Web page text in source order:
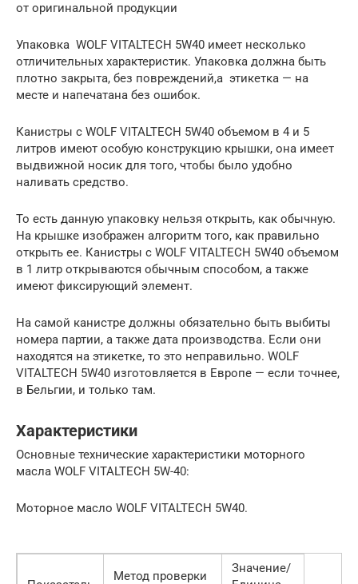
от оригинальной продукции
Упаковка WOLF VITALTECH 5W40 имеет несколько
отличительных характеристик. Упаковка должна быть
плотно закрыта, без повреждений,а этикетка — на
месте и напечатана без ошибок.
Канистры с WOLF VITALTECH 5W40 объемом в 4 и 5
литров имеют особую конструкцию крышки, она имеет
выдвижной носик для того, чтобы было удобно
наливать средство.
То есть данную упаковку нельзя открыть, как обычную.
На крышке изображен алгоритм того, как правильно
открыть ее. Канистры с WOLF VITALTECH 5W40 объемом
в 1 литр открываются обычным способом, а также
имеют фиксирующий элемент.
На самой канистре должны обязательно быть выбиты
номера партии, а также дата производства. Если они
находятся на этикетке, то это неправильно. WOLF
VITALTECH 5W40 изготовляется в Европе — если точнее,
в Бельгии, и только там.
Характеристики
Основные технические характеристики моторного
масла WOLF VITALTECH 5W-40:
Моторное масло WOLF VITALTECH 5W40.
Метод проверки
Значение/